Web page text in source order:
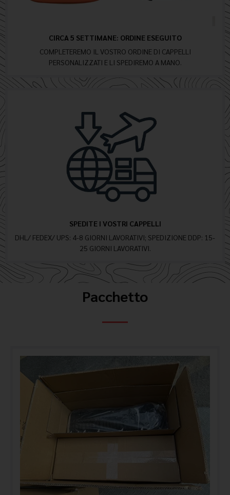
CIRCA 5 SETTIMANE: ORDINE ESEGUITO
COMPLETEREMO IL VOSTRO ORDINE DI CAPPELLI
PERSONALIZZATI E LI SPEDIREMO A MANO.
SPEDITE I VOSTRI CAPPELLI
DHL/ FEDEX/ UPS: 4-8 GIORNI LAVORATIVI; SPEDIZIONE DDP: 15-
25 GIORNI LAVORATIVI.
Pacchetto